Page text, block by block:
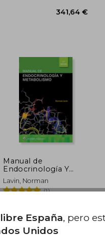
Manual de
Endocrinología Y
Metabolismo
Lavin, Norman
(1)
España, pero
Unidos